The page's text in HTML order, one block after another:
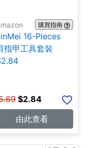
購買指南
16-Pieces
指甲工具套裝
$2.84
由此查看